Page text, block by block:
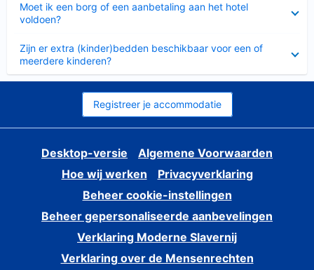
Moet ik een borg of een aanbetaling aan het hotel
voldoen?
Zijn er extra (kinder)bedden beschikbaar voor een of
meerdere kinderen?
Registreer je accommodatie
Desktop-versie
Algemene Voorwaarden
Hoe wij werken
Privacyverklaring
Beheer cookie-instellingen
Beheer gepersonaliseerde aanbevelingen
Verklaring Moderne Slavernij
Verklaring over de Mensenrechten